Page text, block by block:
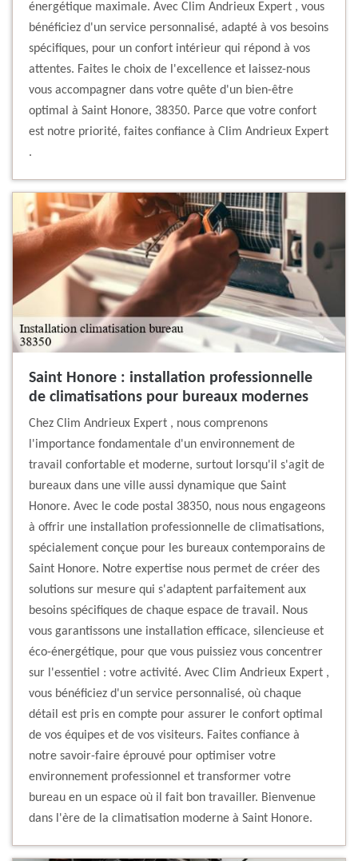
énergétique maximale. Avec Clim Andrieux Expert , vous
bénéficiez d'un service personnalisé, adapté à vos besoins
spécifiques, pour un confort intérieur qui répond à vos
attentes. Faites le choix de l'excellence et laissez-nous
vous accompagner dans votre quête d'un bien-être
optimal à Saint Honore, 38350. Parce que votre confort
est notre priorité, faites confiance à Clim Andrieux Expert
.
Saint Honore : installation professionnelle
de climatisations pour bureaux modernes
Chez Clim Andrieux Expert , nous comprenons
l'importance fondamentale d'un environnement de
travail confortable et moderne, surtout lorsqu'il s'agit de
bureaux dans une ville aussi dynamique que Saint
Honore. Avec le code postal 38350, nous nous engageons
à offrir une installation professionnelle de climatisations,
spécialement conçue pour les bureaux contemporains de
Saint Honore. Notre expertise nous permet de créer des
solutions sur mesure qui s'adaptent parfaitement aux
besoins spécifiques de chaque espace de travail. Nous
vous garantissons une installation efficace, silencieuse et
éco-énergétique, pour que vous puissiez vous concentrer
sur l'essentiel : votre activité. Avec Clim Andrieux Expert ,
vous bénéficiez d'un service personnalisé, où chaque
détail est pris en compte pour assurer le confort optimal
de vos équipes et de vos visiteurs. Faites confiance à
notre savoir-faire éprouvé pour optimiser votre
environnement professionnel et transformer votre
bureau en un espace où il fait bon travailler. Bienvenue
dans l'ère de la climatisation moderne à Saint Honore.